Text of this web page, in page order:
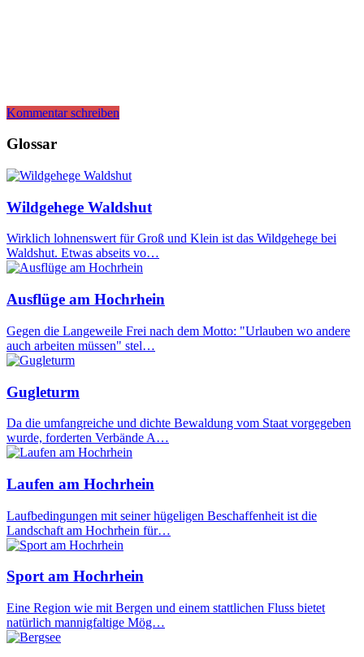
Kommentar schreiben
Glossar
Wildgehege Waldshut
Wirklich lohnenswert für Groß und Klein ist das Wildgehege bei
Waldshut. Etwas abseits vo…
Ausflüge am Hochrhein
Gegen die Langeweile Frei nach dem Motto: "Urlauben wo andere
auch arbeiten müssen" stel…
Gugleturm
Da die umfangreiche und dichte Bewaldung vom Staat vorgegeben
wurde, forderten Verbände A…
Laufen am Hochrhein
Laufbedingungen mit seiner hügeligen Beschaffenheit ist die
Landschaft am Hochrhein für…
Sport am Hochrhein
Eine Region wie mit Bergen und einem stattlichen Fluss bietet
natürlich mannigfaltige Mög…